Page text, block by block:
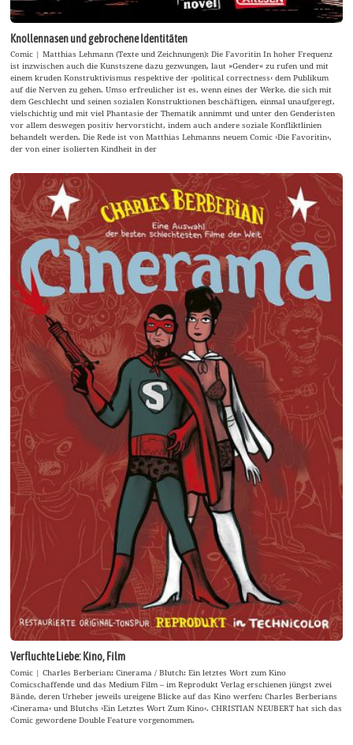
Knollennasen und gebrochene Identitäten
Comic | Matthias Lehmann (Texte und Zeichnungen): Die Favoritin In hoher Frequenz
ist inzwischen auch die Kunstszene dazu gezwungen, laut »Gender« zu rufen und mit
einem kruden Konstruktivismus respektive der ›political correctness‹ dem Publikum
auf die Nerven zu gehen. Umso erfreulicher ist es, wenn eines der Werke, die sich mit
dem Geschlecht und seinen sozialen Konstruktionen beschäftigen, einmal unaufgeregt,
vielschichtig und mit viel Phantasie der Thematik annimmt und unter den Genderisten
vor allem deswegen positiv hervorsticht, indem auch andere soziale Konfliktlinien
behandelt werden. Die Rede ist von Matthias Lehmanns neuem Comic ›Die Favoritin‹,
der von einer isolierten Kindheit in der
Verfluchte Liebe: Kino, Film
Comic | Charles Berberian: Cinerama / Blutch: Ein letztes Wort zum Kino
Comicschaffende und das Medium Film – im Reprodukt Verlag erschienen jüngst zwei
Bände, deren Urheber jeweils ureigene Blicke auf das Kino werfen: Charles Berberians
›Cinerama‹ und Blutchs ›Ein Letztes Wort Zum Kino‹. CHRISTIAN NEUBERT hat sich das
Comic gewordene Double Feature vorgenommen.